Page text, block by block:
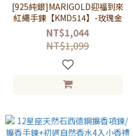
[925純銀]MARIGOLD迎福到來
紅繩手鍊【KMD514】-玫瑰金
NT$1,044
NT$1,099